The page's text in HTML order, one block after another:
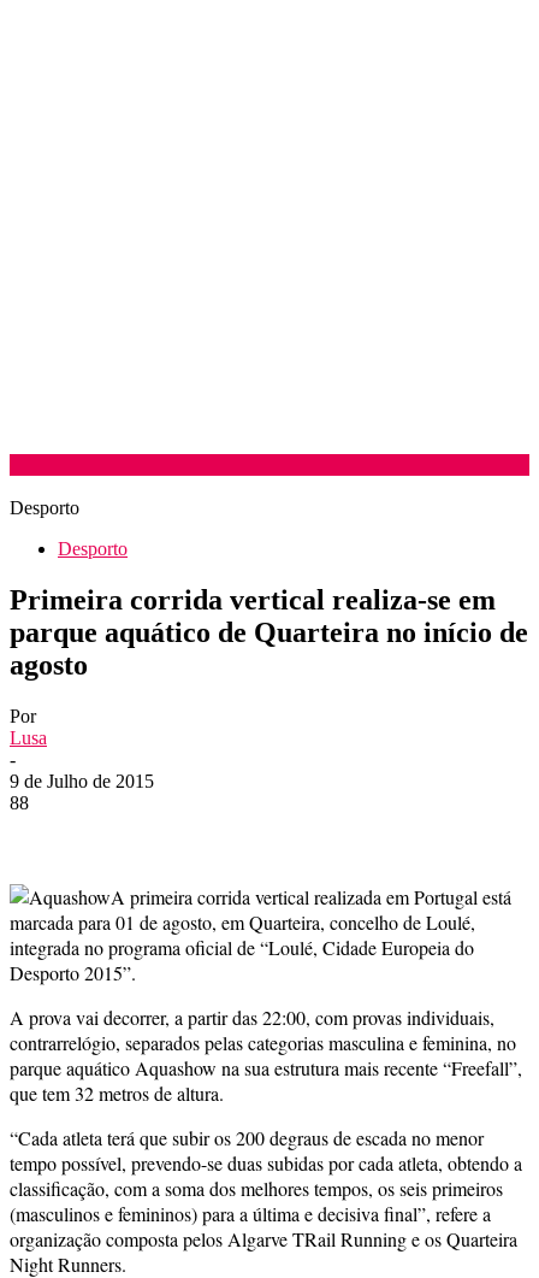
Desporto
Desporto
Primeira corrida vertical realiza-se em
parque aquático de Quarteira no início de
agosto
Por
Lusa
-
9 de Julho de 2015
88
A primeira corrida vertical realizada em Portugal está
marcada para 01 de agosto, em Quarteira, concelho de Loulé,
integrada no programa oficial de “Loulé, Cidade Europeia do
Desporto 2015”.
A prova vai decorrer, a partir das 22:00, com provas individuais,
contrarrelógio, separados pelas categorias masculina e feminina, no
parque aquático Aquashow na sua estrutura mais recente “Freefall”,
que tem 32 metros de altura.
“Cada atleta terá que subir os 200 degraus de escada no menor
tempo possível, prevendo-se duas subidas por cada atleta, obtendo a
classificação, com a soma dos melhores tempos, os seis primeiros
(masculinos e femininos) para a última e decisiva final”, refere a
organização composta pelos Algarve TRail Running e os Quarteira
Night Runners.